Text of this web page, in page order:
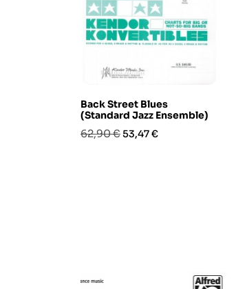
Back Street Blues
(Standard Jazz Ensemble)
Prezzo
62,90 €Prezzo
53,47 €